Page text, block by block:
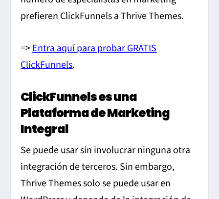
prefieren ClickFunnels a Thrive Themes.
=>Entra aquí para probar GRATIS
ClickFunnels.
ClickFunnels es una
Plataforma de Marketing
Integral
Se puede usar sin involucrar ninguna otra
integración de terceros. Sin embargo,
Thrive Themes solo se puede usar en